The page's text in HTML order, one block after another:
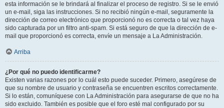
esta información se le brindará al finalizar el proceso de registro. Si se le envió
un e-mail, siga las instrucciones. Si no recibió ningún e-mail, seguramente la
dirección de correo electrónico que proporcionó no es correcta o tal vez haya
sido capturada por un filtro anti-spam. Si está seguro de que la dirección de e-
mail que proporcionó es correcta, envíe un mensaje a La Administración.
Arriba
¿Por qué no puedo identificarme?
Existen varias razones por lo cuál esto puede suceder. Primero, asegúrese de
que su nombre de usuario y contraseña se encuentren escritos correctamente.
Si lo están, comuníquese con La Administración para asegurarse de que no ha
sido excluido. También es posible que el foro esté mal configurado por su